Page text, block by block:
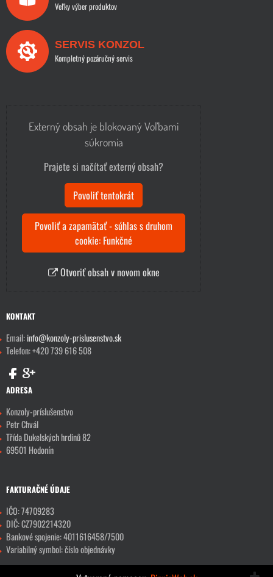
Veľky výber produktov
SERVIS KONZOL
Kompletný pozáručný servis
Externý obsah je blokovaný Voľbami
súkromia
Prajete si načítať externý obsah?
Povoliť tentokrát
Povoliť a zapamätať - súhlas s druhom
cookie: Funkčné
Otvoriť obsah v novom okne
KONTAKT
Email:info@konzoly-prislusenstvo.sk
Telefon: +420 739 616 508
ADRESA
Konzoly-príslušenstvo
Petr Chvál
Třída Dukelských hrdinů 82
69501 Hodonín
FAKTURAČNÉ ÚDAJE
IČO: 74709283
DIČ: CZ7902214320
Bankové spojenie: 4011616458/7500
Variabilný symbol: číslo objednávky